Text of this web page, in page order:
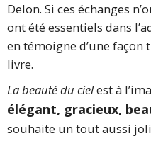
Delon. Si ces échanges
ont été essentiels dans
en témoigne d’une façon
livre.
La beauté du cielest à
élégant, gracieux,
souhaite un tout aussi joli